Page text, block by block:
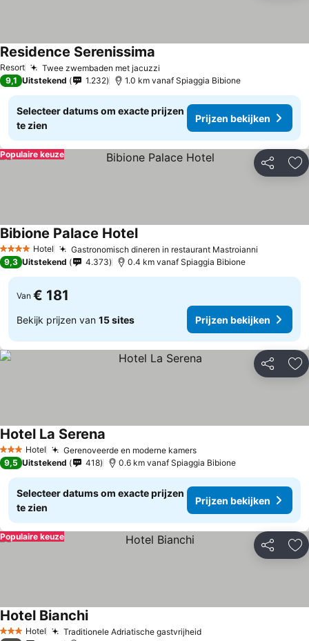
Resort Twee zwembaden met jacuzzi
Residence Serenissima
9,1 Uitstekend 1.232 1.0 km vanaf Spiaggia Bibione
Selecteer datums om exacte prijzen
te zien
Prijzen bekijken
Delen
Populaire keuze
4 SterrenHotel Gastronomisch dineren in restaurant Mastroianni
Bibione Palace HotelPrijzen bekijken
9,3 Uitstekend 4.373 0.4 km vanaf Spiaggia Bibione
Van € 181
Bekijk prijzen van 15 sites Prijzen bekijken
Delen
3 SterrenHotel Gerenoveerde en moderne kamersPrijzen bekijken
Hotel La Serena
9,5 Uitstekend 418 0.6 km vanaf Spiaggia Bibione
Selecteer datums om exacte prijzen
te zien
Prijzen bekijken
Delen
Populaire keuze
3 SterrenHotel Traditionele Adriatische gastvrijheidPrijzen bekijken
Hotel BianchiPrijzen bekijken